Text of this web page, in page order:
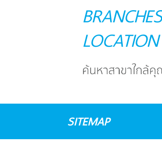
BRANCHES
LOCATION
SITEMAP